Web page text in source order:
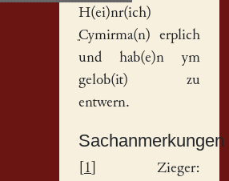
H(ei)nr(ich)
Cymirma(n) erplich
und hab(e)n ym
gelob(it) zu
entwern.
Sachanmerkungen
1
] Zieger: